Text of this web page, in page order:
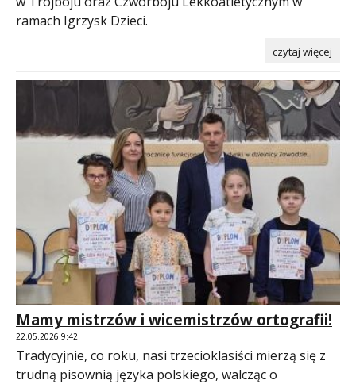
ramach Igrzysk Dzieci.
czytaj więcej
Mamy mistrzów i wicemistrzów ortografii!
22.05.2026 9:42
Tradycyjnie, co roku, nasi trzecioklasiści mierzą się z
trudną pisownią języka polskiego, walcząc o